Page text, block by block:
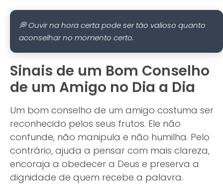
💭 Ouvir na hora certa pode ser tão valioso quanto
aconselhar no momento certo.
Sinais de um Bom Conselho
de um Amigo no Dia a Dia
Um bom conselho de um amigo costuma ser
reconhecido pelos seus frutos. Ele não
confunde, não manipula e não humilha. Pelo
contrário, ajuda a pensar com mais clareza,
encoraja a obedecer a Deus e preserva a
dignidade de quem recebe a palavra.